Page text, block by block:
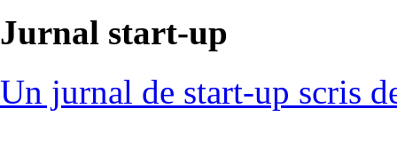
Jurnal start-up
Un jurnal de start-up scris